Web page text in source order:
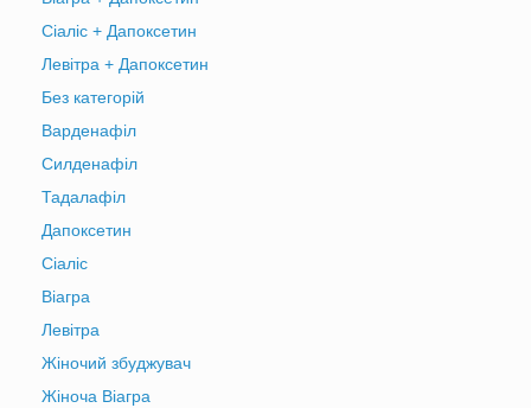
Сіаліс + Дапоксетин
Левітра + Дапоксетин
Без категорій
Варденафіл
Силденафіл
Тадалафіл
Дапоксетин
Сіаліс
Віагра
Левітра
Жіночий збуджувач
Жіноча Віагра